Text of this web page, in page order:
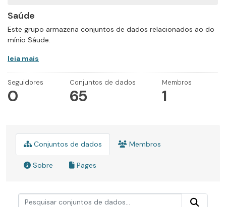
Saúde
Este grupo armazena conjuntos de dados relacionados ao do
mínio Sáude.
leia mais
Seguidores
0
Conjuntos de dados
65
Membros
1
Conjuntos de dados Membros
Sobre Pages